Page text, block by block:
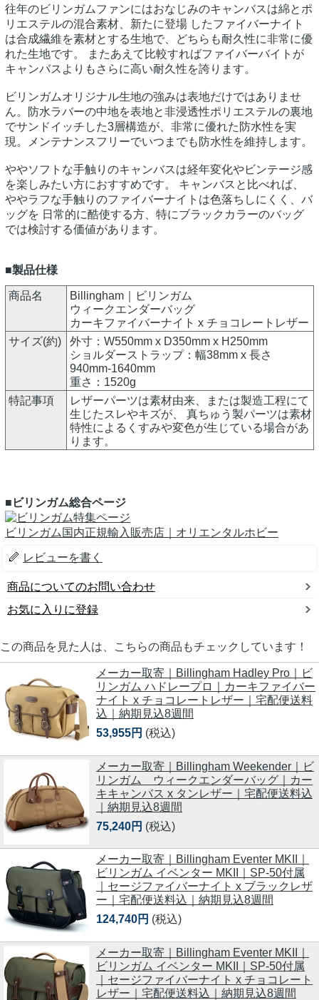
往年のビリンガムファンにはおなじみのキャンバスは綿とポ
リエステルの混合素材、新たに登場 したファイバーナイト
は合成繊維を素材とする生地で、どちらも耐久性に非常に優
れた生地です。 またあえて比較すればファイバーバイトが
キャンバスよりもさらに高い耐久性を誇ります。
ビリンガムオリジナル生地の強みは表地だけではありませ
ん。防水ラバーの中地を表地と非浸透性ポリエステルの裏地
でサンドイッチした3層構造が、非常に優れた防水性を実
現。メンテナンスフリーでいつまでも防水性を維持します。
ややソフトな手触りのキャンバスは経年変化やビンテージ感
を楽しみたい方におすすめです。 キャンバスと比べれば、
ややラフな手触りのファイバーナイトは色落ちしにくく、バ
ッグを 日常的に酷使する方、特にブラックカラーのバッグ
では検討する価値があります。
■製品仕様
商品名
Billingham｜ビリンガム
ウィークエンダーバッグ
カーキファイバーナイト x チョコレートレザー
サイズ(約)
外寸：W550mm x D350mm x H250mm
ショルダーストラップ：幅38mm x 長さ
940mm-1640mm
重さ：1520g
特記事項
レザーパーツは素材由来、または製造工程にて
生じたスレやキズが、 真ちゅう製パーツは素材
特性によるくすみや変色が生じている場合があ
ります。
■ビリンガム総合ページ
ビリンガム国内正規輸入販売店｜オリエンタルホビー
レビューを書く
商品についてのお問い合わせ
お気に入りに登録
この商品を見た人は、こちらの商品もチェックしています！
メーカー取寄｜Billingham Hadley Pro｜ビ
リンガム ハドレープロ｜カーキファイバー
ナイト x チョコレートレザー｜宅配便送料
込｜納期見込8週間
53,955円 (税込)
メーカー取寄｜Billingham Weekender｜ビ
リンガム ウィークエンダーバッグ｜カー
キキャンバス x タンレザー｜宅配便送料込
｜納期見込8週間
75,240円 (税込)
メーカー取寄｜Billingham Eventer MKII｜
ビリンガム イベンター MKII｜SP-50付属
｜セージファイバーナイト x ブラックレザ
ー｜宅配便送料込｜納期見込8週間
124,740円 (税込)
メーカー取寄｜Billingham Eventer MKII｜
ビリンガム イベンター MKII｜SP-50付属
｜セージファイバーナイト x チョコレート
レザー｜宅配便送料込｜納期見込8週間